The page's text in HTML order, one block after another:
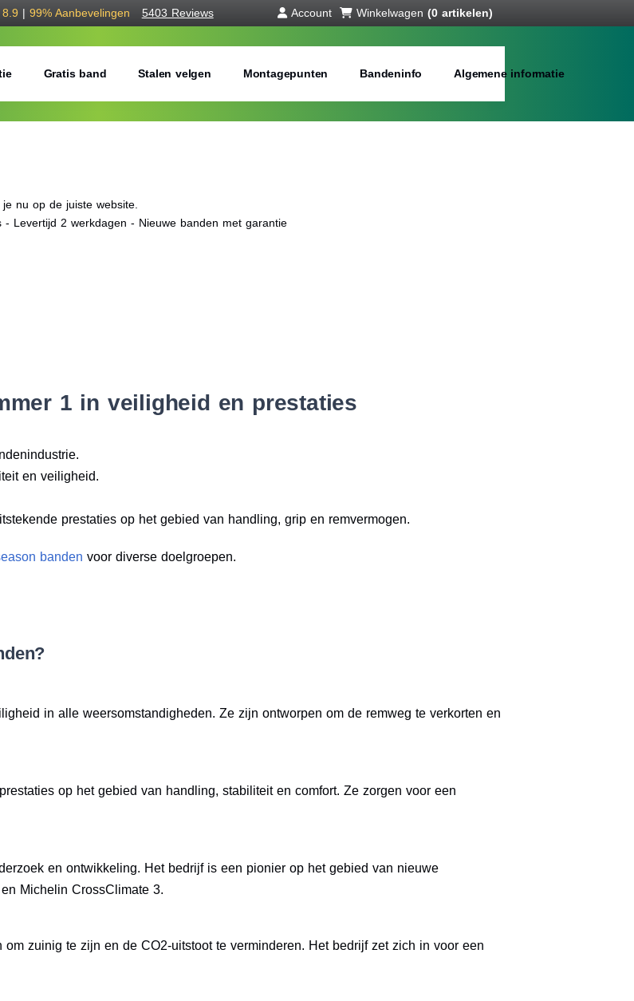
8.9 | 99% Aanbevelingen 5403 Reviews Account Winkelwagen (0 artikelen)
Gratis band Stalen velgen Montagepunten Bandeninfo Algemene informatie
nu op de juiste website.
Levertijd 2 werkdagen - Nieuwe banden met garantie
1 in veiligheid en prestaties
en veiligheid.
prestaties op het gebied van handling, grip en remvermogen.
banden voor diverse doelgroepen.
in alle weersomstandigheden. Ze zijn ontworpen om de remweg te verkorten en
op het gebied van handling, stabiliteit en comfort. Ze zorgen voor een
en ontwikkeling. Het bedrijf is een pionier op het gebied van nieuwe
Michelin CrossClimate 3.
zuinig te zijn en de CO2-uitstoot te verminderen. Het bedrijf zet zich in voor een